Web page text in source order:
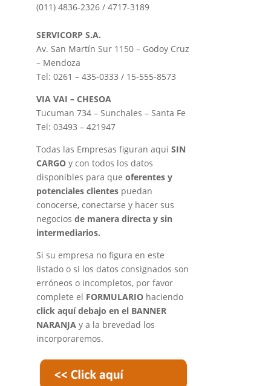
(011) 4836-2326 / 4717-3189
SERVICORP S.A.
Av. San Martín Sur 1150 – Godoy Cruz
– Mendoza
Tel: 0261 – 435-0333 / 15-555-8573
VIA VAI – CHESOA
Tucuman 734 – Sunchales – Santa Fe
Tel: 03493 – 421947
Todas las Empresas figuran aqui SIN
CARGO y con todos los datos
disponibles para que oferentes y
potenciales clientes puedan
conocerse, conectarse y hacer sus
negocios de manera directa y sin
intermediarios.
Si su empresa no figura en este
listado o si los datos consignados son
erróneos o incompletos, por favor
complete el FORMULARIO haciendo
click aquí debajo en el BANNER
NARANJA y a la brevedad los
incorporaremos.